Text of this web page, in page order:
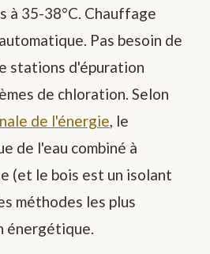
à 35-38°C. Chauffage
Pas besoin de
stations d'épuration
de chloration. Selon
de l'énergie, le
de l'eau combiné à
(et le bois est un isolant
méthodes les plus
énergétique.